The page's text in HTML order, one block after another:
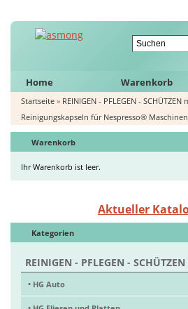
Home Warenkorb
Startseite » REINIGEN - PFLEGEN - SCHÜTZEN
Reinigungskapseln für Nespresso®
Warenkorb
Ihr Warenkorb ist leer.
Aktueller
Kategorien
REINIGEN - PFLEGEN -
• HG Auto